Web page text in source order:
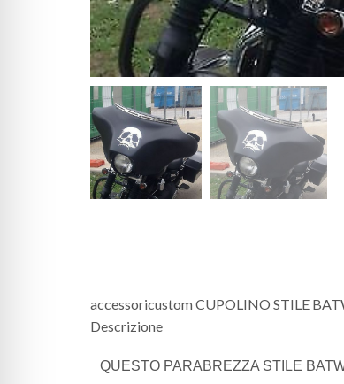
accessoricustom CUPOLINO STILE
Descrizione
QUESTO PARABREZZA STILE